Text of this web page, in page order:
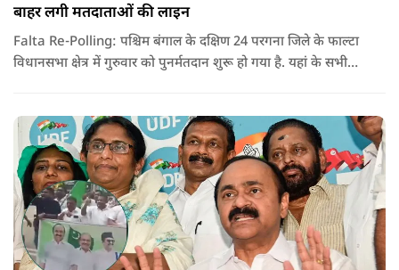
बाहर लगी मतदाताओं की लाइन
Falta Re-Polling: पश्चिम बंगाल के दक्षिण 24 परगना जिले के फाल्टा
विधानसभा क्षेत्र में गुरुवार को पुनर्मतदान शुरू हो गया है. यहां के सभी